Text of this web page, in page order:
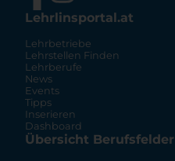
Lehrlinsportal.at
Lehrbetriebe
Lehrstellen Finden
Lehrberufe
News
Events
Tipps
Inserieren
Dashboard
Übersicht Berufsfelder